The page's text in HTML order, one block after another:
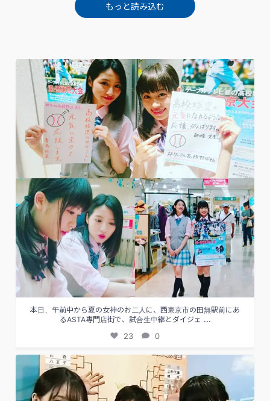
もっと読み込む
本日、午前中から夏の女神のお二人に、西東京市の田無駅前に
あるASTA専門店街で、試合生中継とダイジェ...
23 0
本日、午前中から夏の女神のお二人に、西東京市の田無駅前にあ
るASTA専門店街で、試合生中継とダイジェ ...
23 0
#3生放送終了
#あす8日も放送あります
#夜9時から生放送...